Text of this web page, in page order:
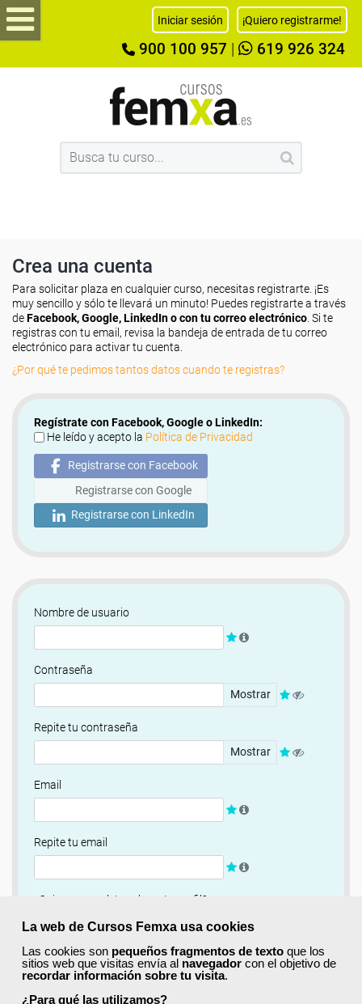
La web de Cursos Femxa usa cookies
Las cookies son pequeños fragmentos de texto que los
sitios web que visitas envía al navegador con el objetivo de
recordar información sobre tu visita.
¿Para qué las utilizamos?
Iniciar sesión ¡Quiero registrarme!
900 100 957 619 926 324
Crea una cuenta
Para solicitar plaza en cualquier curso, necesitas registrarte. ¡Es
muy sencillo y sólo te llevará un minuto! Puedes registrarte a través
deFacebook, Google, LinkedIn o con tu correo electrónico . Si te
registras con tu email, revisa la bandeja de entrada de tu correo
electrónico para activar tu cuenta.
¿Por qué te pedimos tantos datos cuando te registras?
Regístrate con Facebook, Google o LinkedIn:
He leído y acepto la Política de Privacidad
Registrarse con Facebook
Registrarse con Google
Registrarse con LinkedIn
Nombre de usuario
Contraseña
Mostrar
Repite tu contraseña
Mostrar
Email
Repite tu email
¿Quieres completar ahora tu perfil?
Si
No, completaré mi perfil más adelante
Newsletter
Si, quiero recibir información sobre cursos, ofertas
exclusivas y recursos para el aprendizaje.